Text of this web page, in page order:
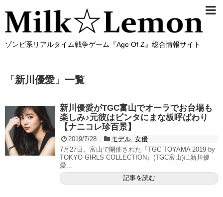
ゾンビ系リアルタイム戦争ゲーム『Age Of Z』総合情報サイト
「 新川優愛 」 一覧
新川優愛がTGC富山でオーラでお台場も
楽しみ♪元彼はビンタにまな板呼ばわり
【ナニコレ珍百景】
2019/7/28 モデル, 女優
7月27日、富山で開催された『TGC TOYAMA 2019 by
TOKYO GIRLS COLLECTION』(TGC富山)に新川優
愛...
記事を読む